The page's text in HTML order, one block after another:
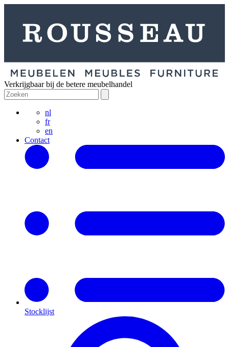
Verkrijgbaar bij de betere meubelhandel
nl
fr
en
Contact
Stocklijst